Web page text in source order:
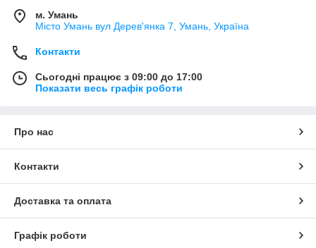
м. Умань
Місто Умань вул Дерев'янка 7, Умань, Україна
Контакти
Сьогодні працює з 09:00 до 17:00
Показати весь графік роботи
Про нас
Контакти
Доставка та оплата
Графік роботи